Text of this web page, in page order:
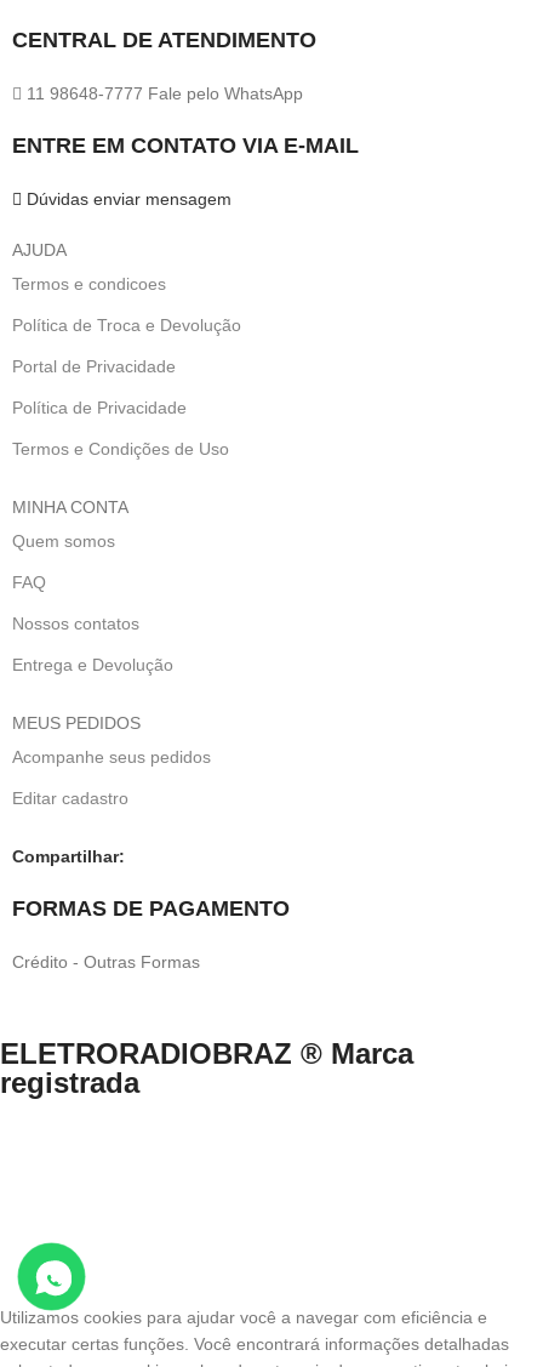
CENTRAL DE ATENDIMENTO
11 98648-7777 Fale pelo WhatsApp
ENTRE EM CONTATO VIA E-MAIL
Dúvidas enviar mensagem
AJUDA
Termos e condicoes
Política de Troca e Devolução
Portal de Privacidade
Política de Privacidade
Termos e Condições de Uso
MINHA CONTA
Quem somos
FAQ
Nossos contatos
Entrega e Devolução
MEUS PEDIDOS
Acompanhe seus pedidos
Editar cadastro
Compartilhar:
FORMAS DE PAGAMENTO
Crédito - Outras Formas
ELETRORADIOBRAZ ® Marca
registrada
Av. Francisco Matarazzo, nº 891, Água Branca, São Paulo/SP – Brasil
– CEP 05001-000 .
Utilizamos cookies para ajudar você a navegar com eficiência e
executar certas funções. Você encontrará informações detalhadas